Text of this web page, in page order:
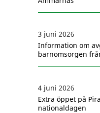
3 juni 2026
Information om
barnomsorgen
4 juni 2026
Extra öppet på
nationaldagen